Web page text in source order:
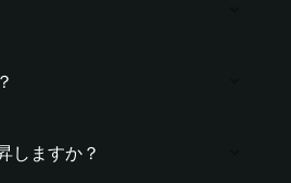
しますか？